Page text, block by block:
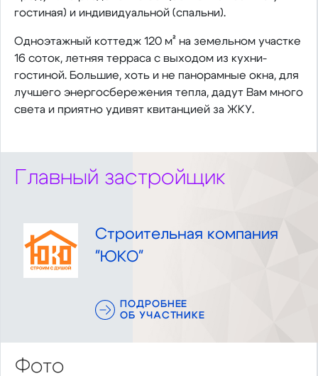
гостиная) и индивидуальной (спальни).
Одноэтажный коттедж 120 м² на земельном участке
16 соток, летняя терраса с выходом из кухни-
гостиной. Большие, хоть и не панорамные окна, для
лучшего энергосбережения тепла, дадут Вам много
света и приятно удивят квитанцией за ЖКУ.
Главный застройщик
Строительная компания
"ЮКО"
ПОДРОБНЕЕ
ОБ УЧАСТНИКЕ
Фото